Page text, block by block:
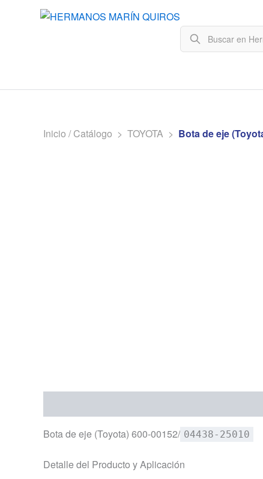
Inicio / Catálogo > TOYOTA > Bota de eje
Bota de eje (Toyota) 600-00152/ 04438-25010
Detalle del Producto y Aplicación